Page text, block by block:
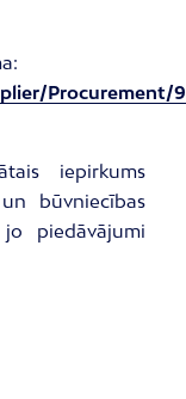
Procurement/
iepirkums
būvniecības
piedāvājumi